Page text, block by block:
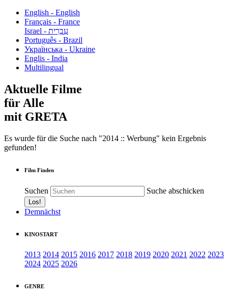
English - English
Français - France
עִבְרִית - Israel
Português - Brazil
Українська - Ukraine
Englis - India
Multilingual
Aktuelle Filme
für Alle
mit GRETA
Es wurde für die Suche nach "2014 :: Werbung" kein Ergebnis
gefunden!
Film Finden
Suchen Suche abschicken
Demnächst
KINOSTART
2013 2014 2015 2016 2017 2018 2019 2020 2021 2022 2023
2024 2025 2026
GENRE